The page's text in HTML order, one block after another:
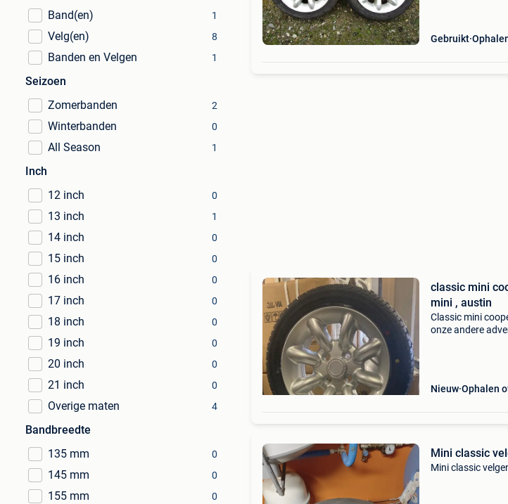
Band(en)
1
Velg(en) 8
Banden en Velgen 1
Seizoen
Zomerbanden
2
Winterbanden 0
All Season 1
Inch
12 inch
0
13 inch 1
14 inch 0
15 inch 0
16 inch 0
17 inch 0
18 inch 0
19 inch 0
20 inch 0
21 inch 0
Overige maten 4
Bandbreedte
135 mm
0
145 mm 0
155 mm 0
Gebruikt
classic mini
mini , austin
Classic mini
onze andere
Nieuw Ophalen
Mini classic
Mini classic